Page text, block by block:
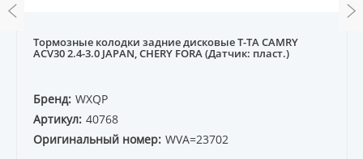
Тормозные колодки задние дисковые T-TA CAMRY
ACV30 2.4-3.0 JAPAN, CHERY FORA (Датчик: пласт.)
Бренд: WXQP
Артикул: 40768
Оригинальный номер: WVA=23702